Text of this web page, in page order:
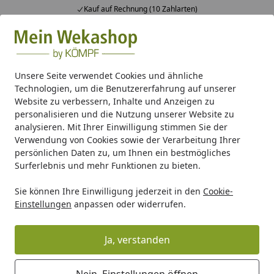
Unsere Seite verwendet Cookies und ähnliche
Technologien, um die Benutzererfahrung auf unserer
Website zu verbessern, Inhalte und Anzeigen zu
personalisieren und die Nutzung unserer Website zu
analysieren. Mit Ihrer Einwilligung stimmen Sie der
Verwendung von Cookies sowie der Verarbeitung Ihrer
persönlichen Daten zu, um Ihnen ein bestmögliches
Surferlebnis und mehr Funktionen zu bieten.
Sie können Ihre Einwilligung jederzeit in den Cookie-
Einstellungen anpassen oder widerrufen.
Ja, verstanden
Kauf auf Rechnung (10 Zahlarten)
Alle Produkte
Mein Konto
Suchen
Startseite
Kunststoff Dachrinnenset für Wolff Finnhaus WPC
Kunststoff Dachrinnenset für Wolff
Finnhaus WPC Gartenhaus Trend B+
mit Lounge